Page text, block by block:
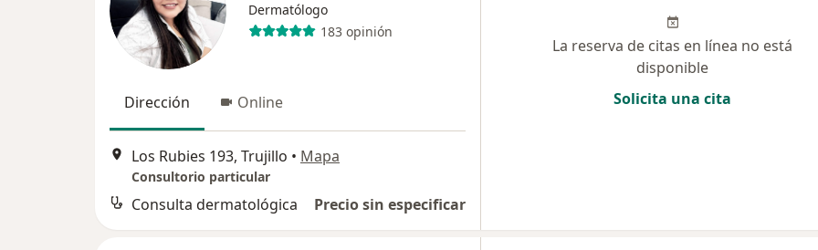
Dermatólogo
183 opinión
Dirección Online
Los Rubies 193, Trujillo • Mapa
Consultorio particular
Consulta dermatológica Precio sin especificar
La reserva de citas en línea no está
disponible
Solicita una cita